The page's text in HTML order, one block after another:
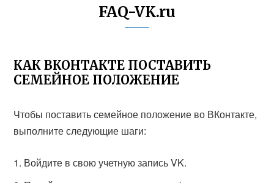
FAQ-VK.ru
КАК ВКОНТАКТЕ ПОСТАВИТЬ
СЕМЕЙНОЕ ПОЛОЖЕНИЕ
Чтобы поставить семейное положение во ВКонтакте,
выполните следующие шаги:
Войдите в свою учетную запись VK.